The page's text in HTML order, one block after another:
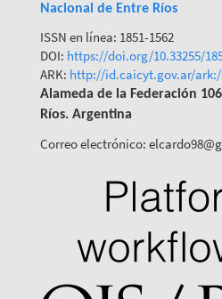
Nacional de Entre Ríos
ISSN en línea: 1851-1562
DOI: https://doi.org/10.33255/
ARK: http://id.caicyt.gov.ar/ark:/
Alameda de la Federación
Ríos. Argentina
Correo electrónico: